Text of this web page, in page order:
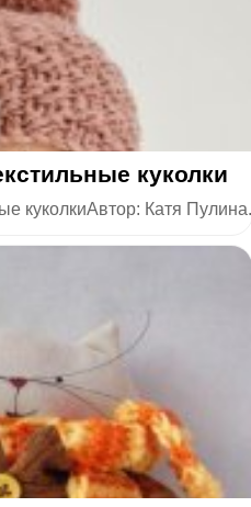
куколки
куколкиАвтор: Катя Пулина.